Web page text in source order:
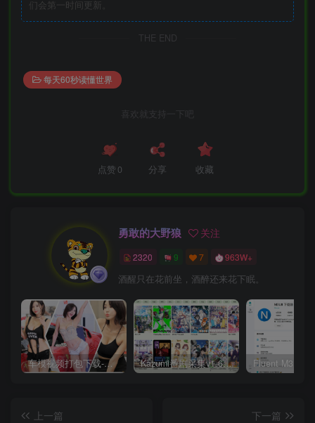
们会第一时间更新。
THE END
每天60秒读懂世界
喜欢就支持一下吧
点赞 0 分享 收藏
勇敢的大野狼 关注
2320 9 7 963W+
酒醒只在花前坐，酒醉还来花下眠。
车模视频打包下载-高清无水印版 Kazumi番剧采集v1.6.9：支持自定义规则+在线观看+弹幕，跨平台下载
上一篇
下一篇